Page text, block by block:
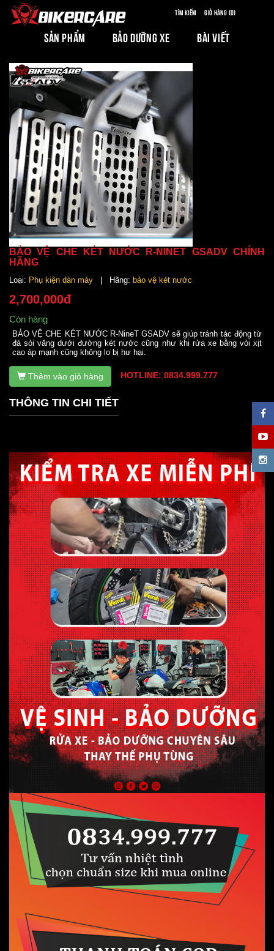
Tìm kiếm Giỏ hàng (0)
SẢN PHẨM BẢO DƯỠNG XE BÀI VIẾT
BẢO VỆ CHE KÉT NƯỚC R-NINET GSADV CHÍNH
HÃNG
Loại: Phụ kiện dàn máy | Hãng: bảo vệ két nước
2,700,000đ
Còn hàng
BẢO VỆ CHE KÉT NƯỚC R-NineT GSADV sẽ giúp tránh tác động từ
đá sỏi văng dưới đường két nước cũng như khi rửa xe bằng vòi xịt
cao áp mạnh cũng không lo bị hư hại.
Thêm vào giỏ hàng HOTLINE: 0834.999.777
THÔNG TIN CHI TIẾT